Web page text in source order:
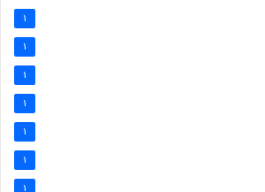
1
1
1
1
1
1
1